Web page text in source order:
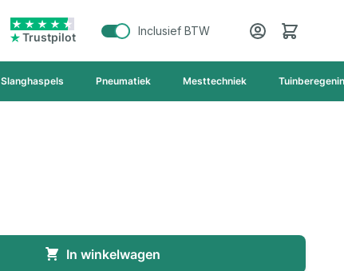
Trustpilot
Inclusief BTW Cart
Slanghaspels Pneumatiek Mesttechniek
In winkelwagen